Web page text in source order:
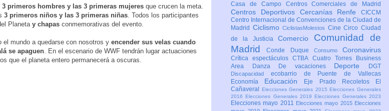
3 primeros hombres y las 3 primeras mujeres que crucen la meta.
3 primeros niños y las 3 primeras niñas. Todos los participantes
Planeta y chapas conmemorativas del evento.
mundo a quedarse con nosotros y encender sus velas cuando
se apaguen. En el escenario de WWF tendrán lugar actuaciones
que el planeta entero permanecerá a oscuras.
Casa de Campo Centros Comerciales de Madrid
Centros Deportivos Cercanías Renfe CICCM
Centro Internacional de Convenciones de la Ciudad de
Madrid CiclismoCiclistasMolestos CineCircoCiudad
de la JusticiaComercio Comunidad de
MadridConde Duque Consumo Coronavirus
Crítica espectáculosCTBA Cuatro Torres Business
Area
Danza De vacaciones Deporte DGT
Discapacidad ecobarrio de Puente de Vallecas
Economía Educación Eje Prado Recoletos
El
Cañaveral
Elecciones Generales 2015 Elecciones Generales
2016 Elecciones Generales 2019 Elecciones Generales 2023
Elecciones mayo 2011 Elecciones mayo 2015 Elecciones